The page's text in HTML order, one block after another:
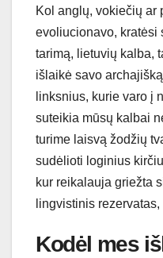
Kol anglų, vokiečių ar
evoliucionavo, kratėsi
tarimą, lietuvių kalba,
išlaikė savo
linksnius, kurie varo į
suteikia mūsų kalbai
turime laisvą žodžių
sudėlioti loginius
kur reikalauja griežta
lingvistinis
Kodėl mes